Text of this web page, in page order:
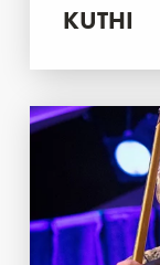
KUTHI